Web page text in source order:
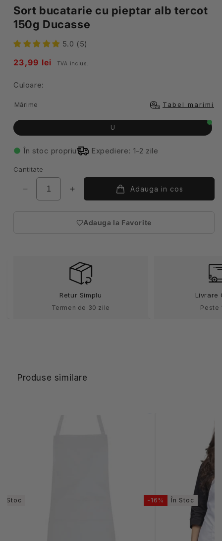
Sort bucatarie cu pieptar alb tercot
150g Ducasse
5.0 (5)
Pret
23,99 lei TVA inclus.
Culoare:
Mărime Tabel marimi
U
În stoc propriu Expediere: 1-2 zile
Cantitate
Reduceți
cantitatea
Creșteți
cantitatea
Sort
alb
tercot
150g
Ducasse
Adauga in cos
Adauga la Favorite
(necesita
Retur Simplu
Termen de 30 zile
Livrare
Peste
Produse similare
Stoc -16% În Stoc